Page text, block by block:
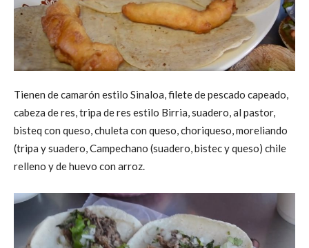
Tienen de camarón estilo Sinaloa, filete de pescado capeado,
cabeza de res, tripa de res estilo Birria, suadero, al pastor,
bisteq con queso, chuleta con queso, choriqueso, moreliando
(tripa y suadero, Campechano (suadero, bistec y queso) chile
relleno y de huevo con arroz.